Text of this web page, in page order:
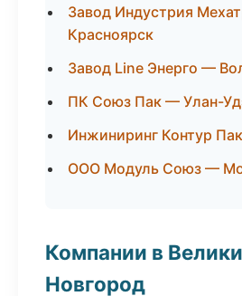
Завод Индустрия
Красноярск
Завод Line Энерго —
ПК Союз Пак — Улан-
Инжиниринг Контур
ООО Модуль Союз —
Компании в
Новгород